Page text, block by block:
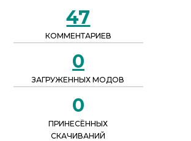
47
КОММЕНТАРИЕВ
0
ЗАГРУЖЕННЫХ МОДОВ
0
ПРИНЕСЁННЫХ
СКАЧИВАНИЙ